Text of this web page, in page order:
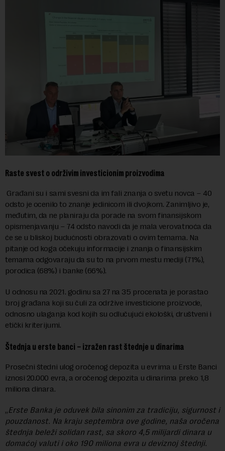
Raste svest o održivim investicionim proizvodima
Građani su i sami svesni da im fali znanja o svetu novca – 40
odsto je ocenilo to znanje jedinicom ili dvojkom. Zanimljivo je,
međutim, da ne planiraju da porade na svom finansijskom
opismenjavanju – 74 odsto navodi da je mala verovatnoća da
će se u bliskoj budućnosti obrazovati o ovim temama. Na
pitanje od koga očekuju informacije i znanja o finansijskim
temama odgovaraju da su to na prvom mestu mediji (71%),
porodica (68%) i banke (66%).
U odnosu na 2021. godinu sa 27 na 35 procenata je porastao
broj građana koji su čuli za održive investicione proizvode,
odnosno ulaganja kod kojih su odlučujući ekološki, društveni i
etički kriterijumi.
Štednja u erste banci – izražen rast štednje u dinarima
Prosečni štedni ulog oročenog depozita u evrima u Erste Banci
iznosi 20.000 evra, a oročenog depozita u dinarima preko 1,8
miliona dinara.
„Erste Banka je oduvek bila sinonim za tradiciju, sigurnost i
pouzdanost. Na kraju septembra ove godine, naša oročena
štednja beleži solidan rast, sa skoro 4,5 milijardi dinara u
domaćoj valuti i oko 190 miliona evra u deviznoj štednji.